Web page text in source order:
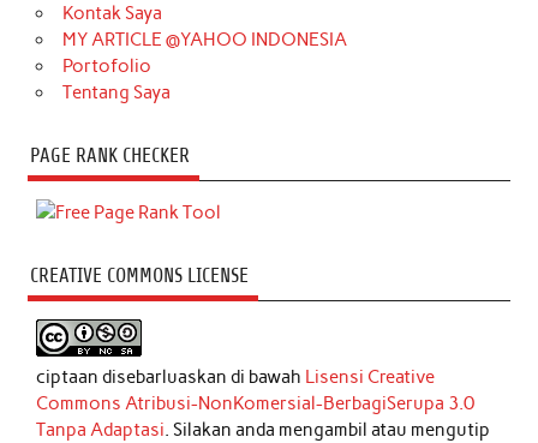
Kontak Saya
MY ARTICLE @YAHOO INDONESIA
Portofolio
Tentang Saya
PAGE RANK CHECKER
CREATIVE COMMONS LICENSE
ciptaan disebarluaskan di bawah Lisensi Creative
Commons Atribusi-NonKomersial-BerbagiSerupa 3.0
Tanpa Adaptasi. Silakan anda mengambil atau mengutip